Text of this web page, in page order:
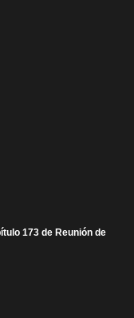
173 de Reunión de